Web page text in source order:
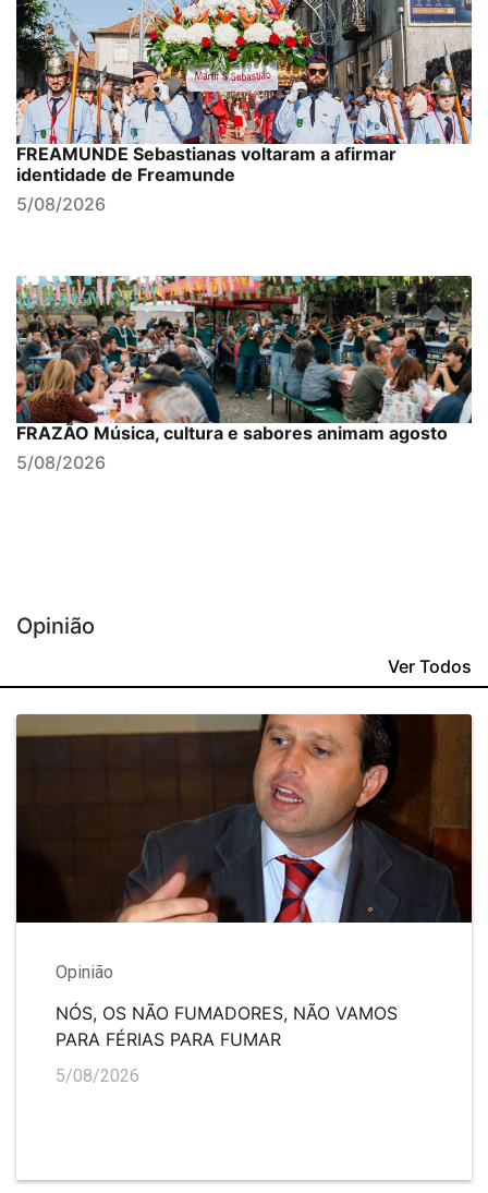
FREAMUNDE Sebastianas voltaram a afirmar
identidade de Freamunde
5/08/2026
FRAZÃO Música, cultura e sabores animam agosto
5/08/2026
Opinião
Ver Todos
Opinião
NÓS, OS NÃO FUMADORES, NÃO VAMOS
PARA FÉRIAS PARA FUMAR
5/08/2026